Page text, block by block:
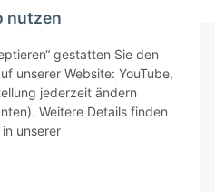
nutzen
gestatten Sie den
unserer Website: YouTube,
jederzeit ändern
Weitere Details finden
unserer